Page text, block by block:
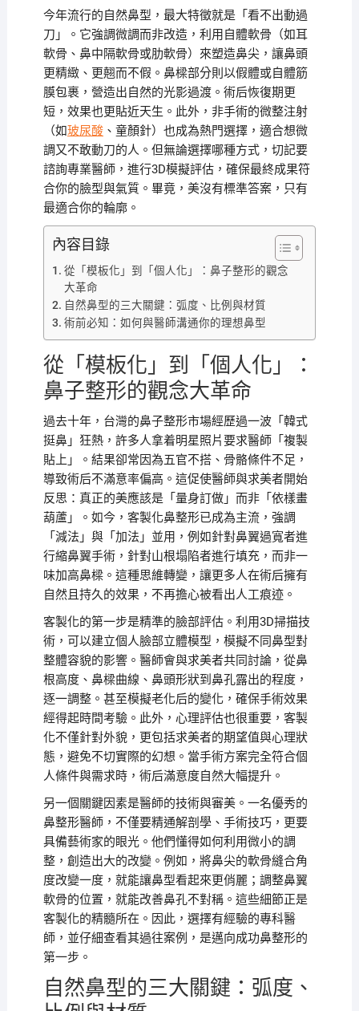
今年流行的自然鼻型，最大特徵就是「看不出動過
刀」。它強調微調而非改造，利用自體軟骨（如耳
軟骨、鼻中隔軟骨或肋軟骨）來塑造鼻尖，讓鼻頭
更精緻、更翹而不假。鼻樑部分則以假體或自體筋
膜包裹，營造出自然的光影過渡。術后恢復期更
短，效果也更貼近天生。此外，非手術的微整注射
（如玻尿酸、童顏針）也成為熱門選擇，適合想微
調又不敢動刀的人。但無論選擇哪種方式，切記要
諮詢專業醫師，進行3D模擬評估，確保最終成果符
合你的臉型與氣質。畢竟，美沒有標準答案，只有
最適合你的輪廓。
內容目錄
從「模板化」到「個人化」：鼻子整形的觀念
大革命
自然鼻型的三大關鍵：弧度、比例與材質
術前必知：如何與醫師溝通你的理想鼻型
從「模板化」到「個人化」：
鼻子整形的觀念大革命
過去十年，台灣的鼻子整形市場經歷過一波「韓式
挺鼻」狂熱，許多人拿着明星照片要求醫師「複製
貼上」。結果卻常因為五官不搭、骨骼條件不足，
導致術后不滿意率偏高。這促使醫師與求美者開始
反思：真正的美應該是「量身訂做」而非「依樣畫
葫蘆」。如今，客製化鼻整形已成為主流，強調
「減法」與「加法」並用，例如針對鼻翼過寬者進
行縮鼻翼手術，針對山根塌陷者進行填充，而非一
味加高鼻樑。這種思維轉變，讓更多人在術后擁有
自然且持久的效果，不再擔心被看出人工痕迹。
客製化的第一步是精準的臉部評估。利用3D掃描技
術，可以建立個人臉部立體模型，模擬不同鼻型對
整體容貌的影響。醫師會與求美者共同討論，從鼻
根高度、鼻樑曲線、鼻頭形狀到鼻孔露出的程度，
逐一調整。甚至模擬老化后的變化，確保手術效果
經得起時間考驗。此外，心理評估也很重要，客製
化不僅針對外貌，更包括求美者的期望值與心理狀
態，避免不切實際的幻想。當手術方案完全符合個
人條件與需求時，術后滿意度自然大幅提升。
另一個關鍵因素是醫師的技術與審美。一名優秀的
鼻整形醫師，不僅要精通解剖學、手術技巧，更要
具備藝術家的眼光。他們懂得如何利用微小的調
整，創造出大的改變。例如，將鼻尖的軟骨縫合角
度改變一度，就能讓鼻型看起來更俏麗；調整鼻翼
軟骨的位置，就能改善鼻孔不對稱。這些細節正是
客製化的精髓所在。因此，選擇有經驗的專科醫
師，並仔細查看其過往案例，是邁向成功鼻整形的
第一步。
自然鼻型的三大關鍵：弧度、